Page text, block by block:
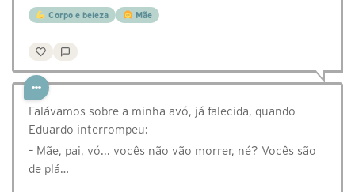
Corpo e beleza Mãe
Falávamos sobre a minha avó, já falecida, quando
Eduardo interrompeu:
– Mãe, pai, vó... vocês não vão morrer, né? Vocês são
de plá…